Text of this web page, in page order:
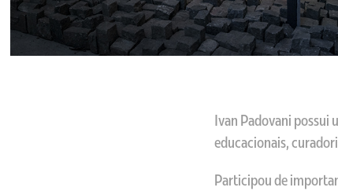
Ivan Padovani possui
educacionais,
Participou de